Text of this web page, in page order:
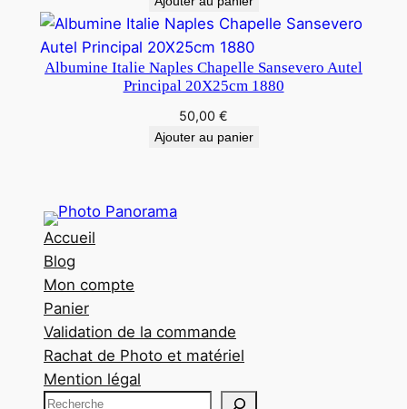
Albumine Italie Naples Chapelle Sansevero Autel
Principal 20X25cm 1880
50,00 €
Ajouter au panier
Accueil
Blog
Mon compte
Panier
Validation de la commande
Rachat de Photo et matériel
Mention légal
R